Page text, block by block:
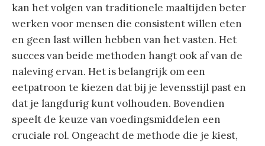
kan het volgen van traditionele maaltijden beter
werken voor mensen die consistent willen eten
en geen last willen hebben van het vasten. Het
succes van beide methoden hangt ook af van de
naleving ervan. Het is belangrijk om een
eetpatroon te kiezen dat bij je levensstijl past en
dat je langdurig kunt volhouden. Bovendien
speelt de keuze van voedingsmiddelen een
cruciale rol. Ongeacht de methode die je kiest,